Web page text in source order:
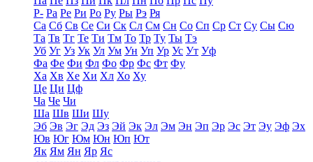
Р- Ра Ре Ри Ро Ру Ры Рэ Ря
Са Сб Св Се Си Ск Сл См Сн Со Сп Ср Ст Су Сы Сю
Та Тв Тг Те Ти Тм То Тр Ту Ты Тэ
Уб Уг Уз Ук Ул Ум Ун Уп Ур Ус Ут Уф
Фа Фе Фи Фл Фо Фр Фс Фт Фу
Ха Хв Хе Хи Хл Хо Ху
Це Ци Цф
Ча Че Чи
Ша Шв Ши Шу
Эб Эв Эг Эд Эз Эй Эк Эл Эм Эн Эп Эр Эс Эт Эу Эф Эх
Юв Юг Юм Юн Юп Ют
Як Ям Ян Яр Яс